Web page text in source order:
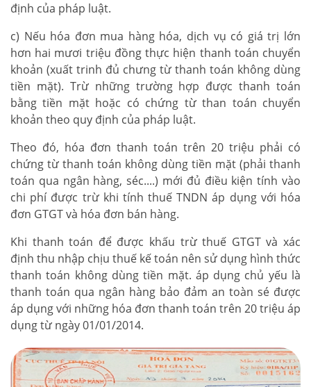
định của pháp luật.
c) Nếu hóa đơn mua hàng hóa, dịch vụ có giá trị lớn
hơn hai mươi triệu đồng thực hiện thanh toán chuyển
khoản (xuất trinh đủ chưng từ thanh toán không dùng
tiền mặt). Trừ những trường hợp được thanh toán
bằng tiền mặt hoặc có chứng từ than toán chuyển
khoản theo quy định của pháp luật.
Theo đó, hóa đơn thanh toán trên 20 triệu phải có
chứng từ thanh toán không dùng tiền mặt (phải thanh
toán qua ngân hàng, séc....) mới đủ điều kiện tính vào
chi phí được trừ khi tính thuế TNDN áp dụng với hóa
đơn GTGT và hóa đơn bán hàng.
Khi thanh toán để được khấu trừ thuế GTGT và xác
định thu nhập chịu thuế kế toán nên sử dụng hình thức
thanh toán không dùng tiền mặt. áp dụng chủ yếu là
thanh toán qua ngân hàng bảo đảm an toàn sé được
áp dụng với những hóa đơn thanh toán trên 20 triệu áp
dụng từ ngày 01/01/2014.